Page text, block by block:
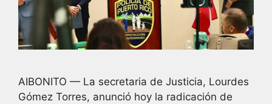
AIBONITO — La secretaria de Justicia, Lourdes
Gómez Torres, anunció hoy la radicación de